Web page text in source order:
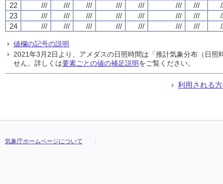
22
/// /// /// /// /// /// ///
23
/// /// /// /// /// /// ///
24
/// /// /// /// /// /// ///
値欄の記号の説明
2021年3月2日より、アメダスの日照時間は「推計気象分布（日
せん。詳しくは要素ごとの値の補足説明をご覧ください。
利用される
気象庁ホームページについて